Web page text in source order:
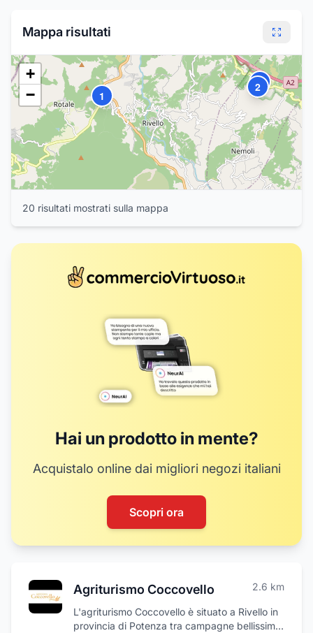
Mappa risultati
1
23
4
+
−
20 risultati mostrati sulla mappa
Hai un prodotto in mente?
Acquistalo online dai migliori negozi italiani
Scopri ora
Agriturismo Coccovello 2.6 km
L'agriturismo Coccovello è situato a Rivello in
provincia di Potenza tra campagne bellissime